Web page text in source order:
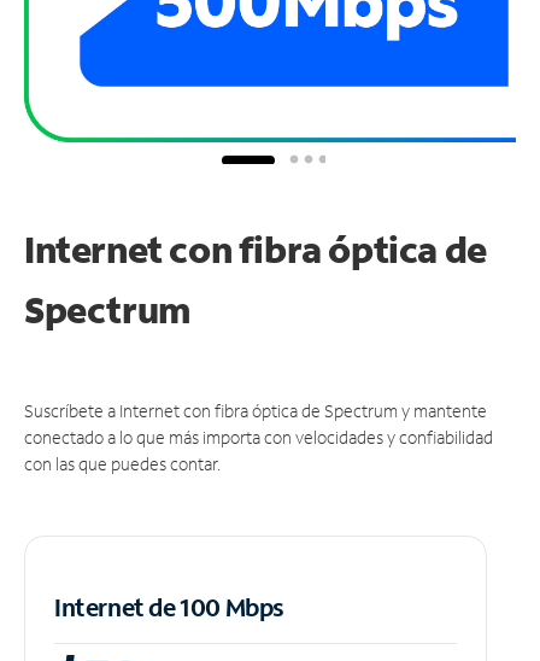
Internet con fibra óptica de
Spectrum
Suscríbete a Internet con fibra óptica de Spectrum y mantente
conectado a lo que más importa con velocidades y confiabilidad
con las que puedes contar.
Internet de 100 Mbps